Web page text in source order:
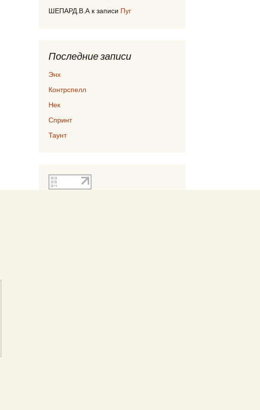
ШЕПАРД.В.А к записи Пуг
Последние записи
Энх
Контрспелл
Нек
Спринт
Таунт